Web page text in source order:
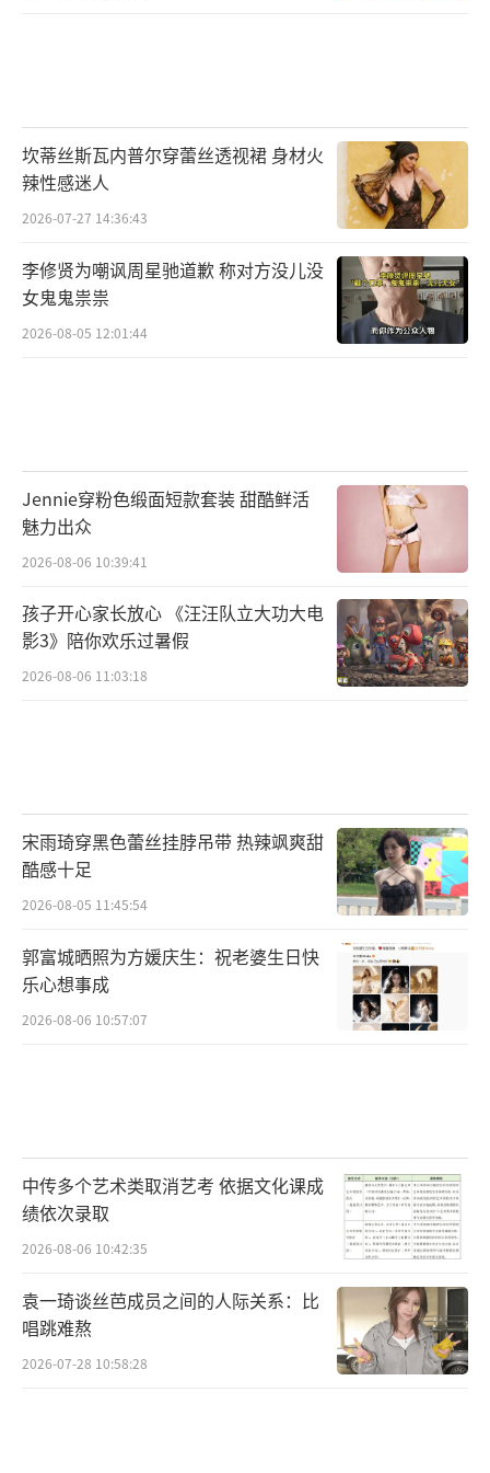
坎蒂丝斯瓦内普尔穿蕾丝透视裙 身材火
辣性感迷人
2026-07-27 14:36:43
李修贤为嘲讽周星驰道歉 称对方没儿没
女鬼鬼祟祟
2026-08-05 12:01:44
Jennie穿粉色缎面短款套装 甜酷鲜活
魅力出众
2026-08-06 10:39:41
孩子开心家长放心 《汪汪队立大功大电
影3》陪你欢乐过暑假
2026-08-06 11:03:18
宋雨琦穿黑色蕾丝挂脖吊带 热辣飒爽甜
酷感十足
2026-08-05 11:45:54
郭富城晒照为方媛庆生：祝老婆生日快
乐心想事成
2026-08-06 10:57:07
中传多个艺术类取消艺考 依据文化课成
绩依次录取
2026-08-06 10:42:35
袁一琦谈丝芭成员之间的人际关系：比
唱跳难熬
2026-07-28 10:58:28